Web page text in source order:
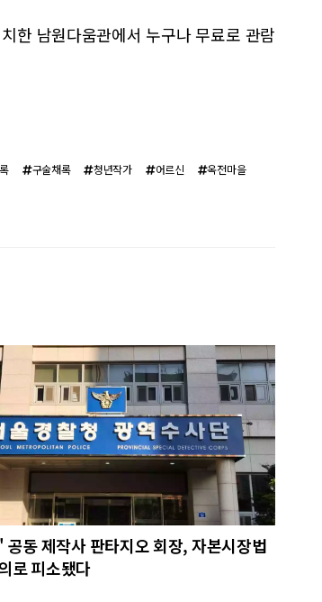
한 남원다움관에서 누구나 무료로 관람
구술채록 청년작가 어르신 옥전마을
동 제작사 판타지오 회장, 자본시장법
로 피소됐다